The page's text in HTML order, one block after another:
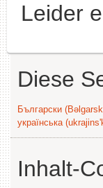
Leider
Diese
Български
українська
Inhalt-